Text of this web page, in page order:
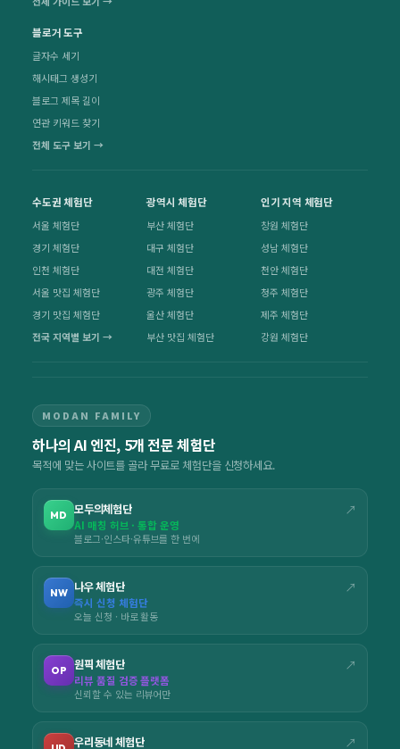
블로거 도구
글자수 세기
해시태그 생성기
블로그 제목 길이
연관 키워드 찾기
전체 도구 보기 →
수도권 체험단
서울 체험단
경기 체험단
인천 체험단
서울 맛집 체험단
경기 맛집 체험단
전국 지역별 보기 →
광역시 체험단
부산 체험단
대구 체험단
대전 체험단
광주 체험단
울산 체험단
부산 맛집 체험단
인기 지역 체험단
창원 체험단
성남 체험단
천안 체험단
청주 체험단
제주 체험단
강원 체험단
MODAN FAMILY
하나의 AI 엔진, 5개 전문 체험단
목적에 맞는 사이트를 골라 무료로 체험단을 신청하세요.
MD 모두의체험단 ↗
AI 매칭 허브 · 통합 운영
블로그·인스타·유튜브를 한 번에
NW 나우 체험단 ↗
즉시 신청 체험단
오늘 신청 · 바로 활동
OP 원픽 체험단 ↗
리뷰 품질 검증 플랫폼
신뢰할 수 있는 리뷰어만
우리동네 체험단 ↗